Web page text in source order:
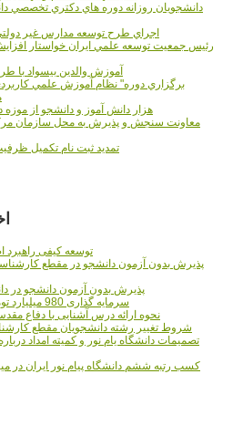
دانشجويان روزانه دوره هاي دكتري تخصصي
اجراي طرح توسعه مدارس غير دولتي در 27
رئيس جمعيت توسعه علمي ايران خواستار
آموزش والدين بيسواد با
برگزاري دوره" نظام آموزش علمي
40 هزار دانش آموز و دانشجو از موزه
معاونت سنجش و پذيرش به محل سازمان
تمديد ثبت نام تکميل
توسعه کیفی راهبرد
پذیرش بدون آزمون دانشجو در مقطع
پذیرش بدون آزمون دانشجو در
سرمایه گذاری 980 میلیارد تومانی دانشگاه پیام نور
نحوه ارائه درس آشنایی با دفاع
شروط تغییر رشته دانشجویان مقطع
تصمیمات دانشگاه یام نور و کمیته امداد
کسب رتبه ششم دانشگاه پیام نور ایران در